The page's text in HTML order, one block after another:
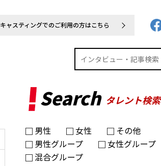
キャスティングでのご利用の方はこちら
Search タレント検索
男性 女性
その他
男性グループ
女性グループ
混合グループ